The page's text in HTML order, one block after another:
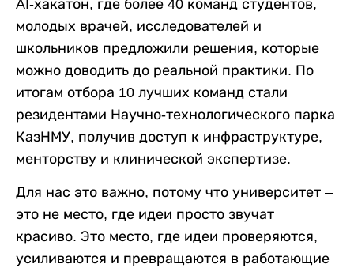
AI-хакатон, где более 40 команд студентов,
молодых врачей, исследователей и
школьников предложили решения, которые
можно доводить до реальной практики. По
итогам отбора 10 лучших команд стали
резидентами Научно-технологического парка
КазНМУ, получив доступ к инфраструктуре,
менторству и клинической экспертизе.
Для нас это важно, потому что университет –
это не место, где идеи просто звучат
красиво. Это место, где идеи проверяются,
усиливаются и превращаются в работающие